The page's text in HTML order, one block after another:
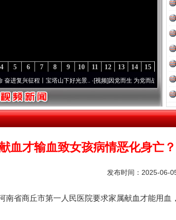
15
14
13
12
11
10
9
8
7
6
5
4
程丨宝塔山下好光景..·[视频]因党而生 为党而战——百年“纪”事⑧
血才输血致女孩病情恶化身亡
发布时间：2025-06-
商丘市第一人民医院要求家属献血才能用血